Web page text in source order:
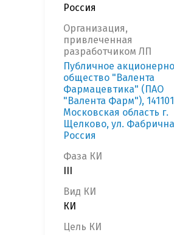
Россия
Организация,
привлеченная
разработчиком ЛП
Публичное
общество "Валента
Фармацевтика" (ПАО
"Валента Фарм"), 141101
Московская область г.
Щелково, ул.
Россия
Фаза КИ
Вид КИ
КИ
Цель КИ